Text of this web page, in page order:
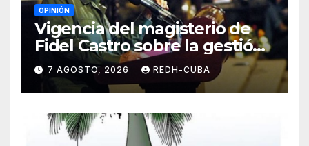
OPINIÓN
Vigencia del magisterio de
Fidel Castro sobre la gestión
del liderazgo revolucionario.
Por Jorge Luís Guach Estévez
7 AGOSTO, 2026 REDH-CUBA